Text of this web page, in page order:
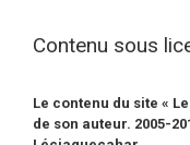
Contenu sous
Le contenu du site «
de son auteur. 2005-